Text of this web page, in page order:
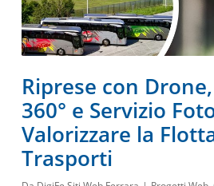
Riprese con
360° e Servizio
Valorizzare la
Trasporti